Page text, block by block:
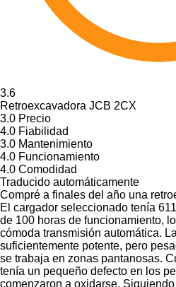
3.6
Retroexcavadora JCB 2CX
3.0 Precio
4.0 Fiabilidad
3.0 Mantenimiento
4.0 Funcionamiento
4.0 Comodidad
Traducido automáticamente
Compré a finales del año una
El cargador seleccionado tenía
de 100 horas de funcionamiento,
cómoda transmisión automática.
suficientemente potente, pero
se trabaja en zonas pantanosas.
tenía un pequeño defecto en los
comenzaron a oxidarse.